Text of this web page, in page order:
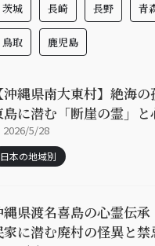
茨城 長崎 長野 青
鳥取 鹿児島
沖縄県南大東村】絶海
島に潜む「断崖の霊」
2026/5/28
日本の地域別
縄県渡名喜島の心霊伝
家に潜む廃村の怪異と禁